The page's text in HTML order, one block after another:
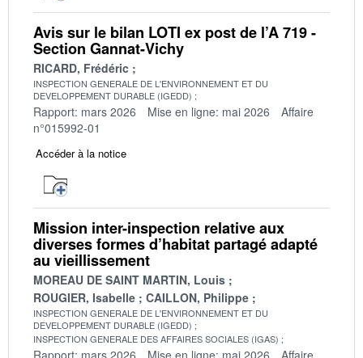
Avis sur le bilan LOTI ex post de l’A 719 -
Section Gannat-Vichy
RICARD, Frédéric
INSPECTION GENERALE DE L'ENVIRONNEMENT ET DU
DEVELOPPEMENT DURABLE (IGEDD)
Rapport: mars 2026 Mise en ligne: mai 2026
Affaire
n°015992-01
Accéder à la notice
Mission inter-inspection relative aux
diverses formes d’habitat partagé adapté
au vieillissement
MOREAU DE SAINT MARTIN, Louis
ROUGIER, Isabelle
CAILLON, Philippe
INSPECTION GENERALE DE L'ENVIRONNEMENT ET DU
DEVELOPPEMENT DURABLE (IGEDD)
INSPECTION GENERALE DES AFFAIRES SOCIALES (IGAS)
Rapport: mars 2026 Mise en ligne: mai 2026
Affaire